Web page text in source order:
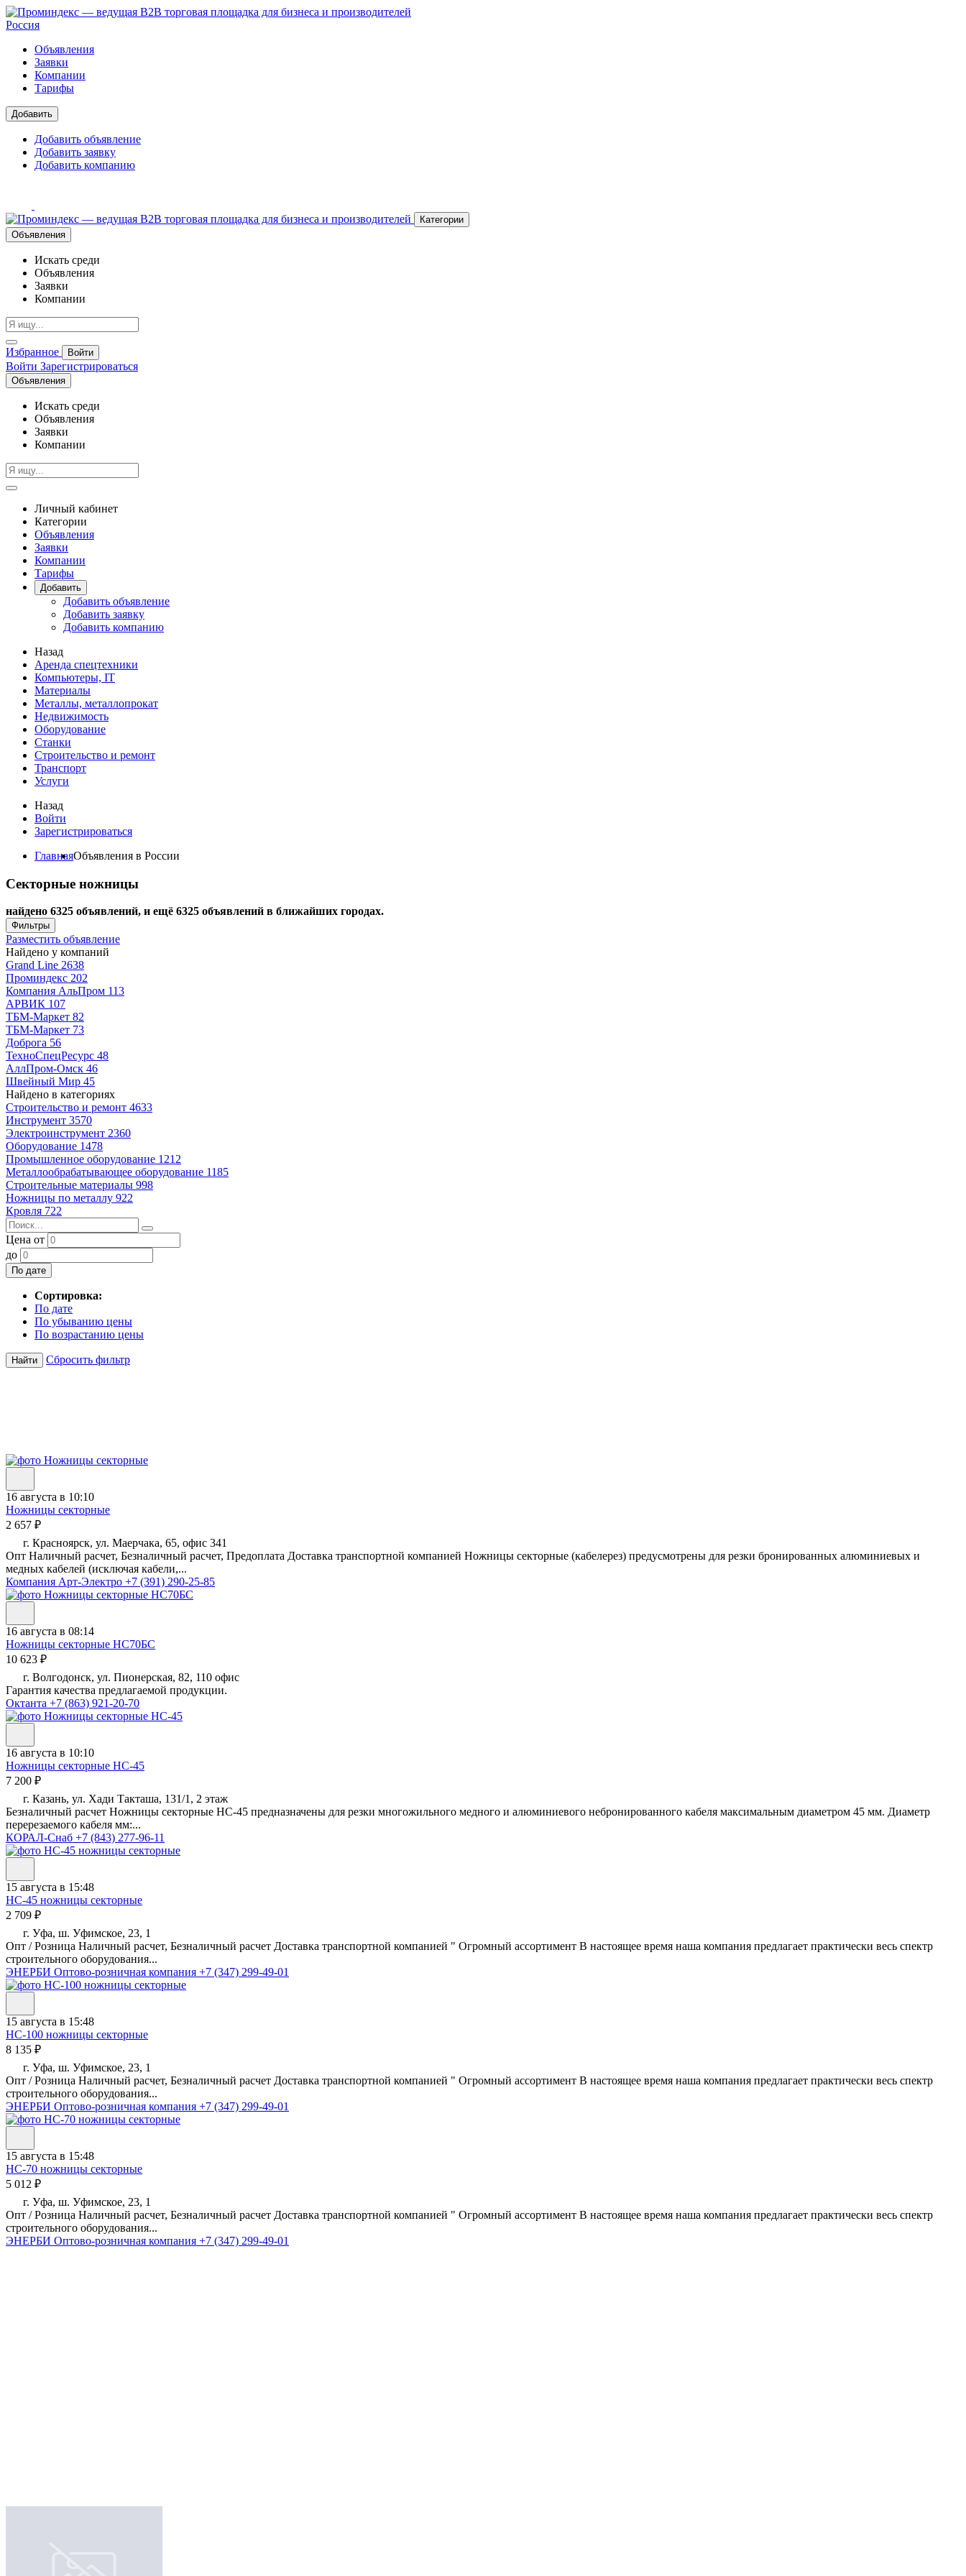
Россия
Объявления
Заявки
Компании
Тарифы
Добавить
Добавить объявление
Добавить заявку
Добавить компанию
Категории
Объявления
Искать среди
Объявления
Заявки
Компании
Избранное Войти
Войти Зарегистрироваться
Объявления
Искать среди
Объявления
Заявки
Компании
Личный кабинет
Категории
Объявления
Заявки
Компании
Тарифы
Добавить
Добавить объявление
Добавить заявку
Добавить компанию
Назад
Аренда спецтехники
Компьютеры, IT
Материалы
Металлы, металлопрокат
Недвижимость
Оборудование
Станки
Строительство и ремонт
Транспорт
Услуги
Назад
Войти
Зарегистрироваться
ГлавнаяОбъявления в России
Секторные ножницы
найдено 6325 объявлений, и ещё 6325 объявлений в ближайших городах.
Фильтры
Разместить объявление
Найдено у компаний
Grand Line 2638
Проминдекс 202
Компания АльПром 113
АРВИК 107
ТБМ-Маркет 82
ТБМ-Маркет 73
Доброга 56
ТехноСпецРесурс 48
АллПром-Омск 46
Швейный Мир 45
Найдено в категориях
Строительство и ремонт 4633
Инструмент 3570
Электроинструмент 2360
Оборудование 1478
Промышленное оборудование 1212
Металлообрабатывающее оборудование 1185
Строительные материалы 998
Ножницы по металлу 922
Кровля 722
Цена от
до
По дате
Сортировка:
По дате
По убыванию цены
По возрастанию цены
Найти Сбросить фильтр
16 августа в 10:10
Ножницы секторные
2 657 ₽
г. Красноярск, ул. Маерчака, 65, офис 341
Опт Наличный расчет, Безналичный расчет, Предоплата Доставка транспортной компанией Ножницы секторные (кабелерез) предусмотрены для резки бронированных алюминиевых и
медных кабелей (исключая кабели,...
Компания Арт-Электро +7 (391) 290-25-85
16 августа в 08:14
Ножницы секторные НС70БС
10 623 ₽
г. Волгодонск, ул. Пионерская, 82, 110 офис
Гарантия качества предлагаемой продукции.
Октанта +7 (863) 921-20-70
16 августа в 10:10
Ножницы секторные НС-45
7 200 ₽
г. Казань, ул. Хади Такташа, 131/1, 2 этаж
Безналичный расчет Ножницы секторные НС-45 предназначены для резки многожильного медного и алюминиевого небронированного кабеля максимальным диаметром 45 мм. Диаметр
перерезаемого кабеля мм:...
КОРАЛ-Снаб +7 (843) 277-96-11
15 августа в 15:48
НС-45 ножницы секторные
2 709 ₽
г. Уфа, ш. Уфимское, 23, 1
Опт / Розница Наличный расчет, Безналичный расчет Доставка транспортной компанией " Огромный ассортимент В настоящее время наша компания предлагает практически весь спектр
строительного оборудования...
ЭНЕРБИ Оптово-розничная компания +7 (347) 299-49-01
15 августа в 15:48
НС-100 ножницы секторные
8 135 ₽
г. Уфа, ш. Уфимское, 23, 1
Опт / Розница Наличный расчет, Безналичный расчет Доставка транспортной компанией " Огромный ассортимент В настоящее время наша компания предлагает практически весь спектр
строительного оборудования...
ЭНЕРБИ Оптово-розничная компания +7 (347) 299-49-01
15 августа в 15:48
НС-70 ножницы секторные
5 012 ₽
г. Уфа, ш. Уфимское, 23, 1
Опт / Розница Наличный расчет, Безналичный расчет Доставка транспортной компанией " Огромный ассортимент В настоящее время наша компания предлагает практически весь спектр
строительного оборудования...
ЭНЕРБИ Оптово-розничная компания +7 (347) 299-49-01